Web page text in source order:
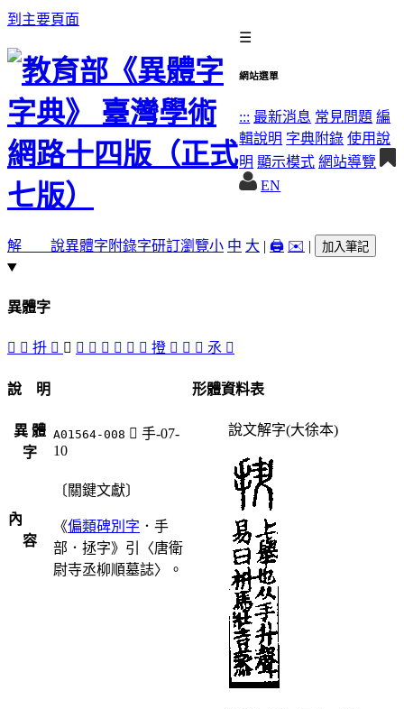
到主要頁面
☰
網站選單
::: 最新消息 常見問題 編
輯說明 字典附錄 使用說
明 顯示模式 網站導覽
EN
解 說異體字 附錄字研訂瀏覽小 中 大 | 🖨️ ✉️ | 加入筆記
異體字
𡏈 󲏦 抍 󲏥 󲏨 𢮋 󲏧 󲏬 󲏤 󲏯 󲏮 撜 󲏭 󲏩 󲏪 氶 󲏫
說 明
異 體
字
A01564-008 󲏨 手-07-
10
內
容
〔關鍵文獻〕
《偏類碑別字 ．手
部．拯字》引〈唐衛
尉寺丞柳順墓誌〉。
形體資料表
說文解字(大徐本)